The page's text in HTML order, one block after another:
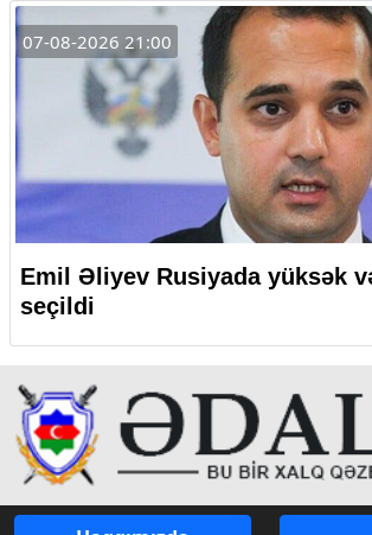
07-08-2026 21:00
Emil Əliyev Rusiyada yüksək
seçildi